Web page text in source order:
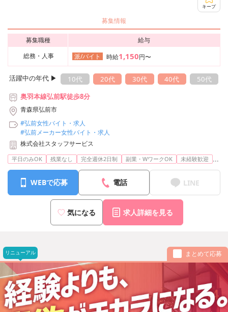
キープ
募集情報
募集職種
給与
総務・人事
派/バイト 時給1,150円〜
活躍中の年代 ▶︎ 10代 20代 30代 40代
50代
奥羽本線弘前駅徒歩8分
青森県弘前市
#弘前女性バイト・求人
#弘前メーカー女性バイト・求人
株式会社スタッフサービス
平日のみOK 残業なし 完全週休2日制 副業・WワークOK 未経験歓迎 ...
WEBで応募 電話 LINE
気になる 求人詳細を見る
リニューアル まとめて応募